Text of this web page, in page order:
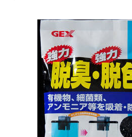
日用品（デイリー）
トリマーグッズ
お問い合わせ